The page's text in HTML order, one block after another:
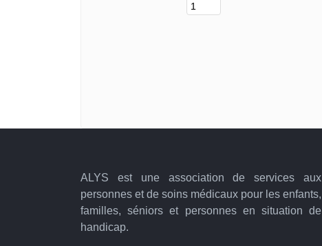
ALYS est une association de services aux
personnes et de soins médicaux pour les enfants,
familles, séniors et personnes en situation de
handicap.